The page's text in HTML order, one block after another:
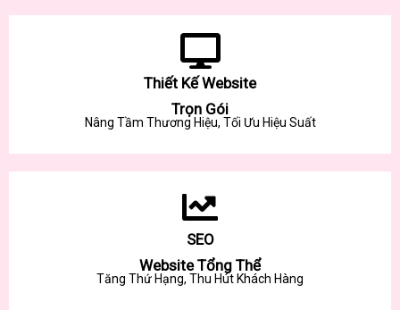
Thiết Kế Website
Trọn Gói
Nâng Tầm Thương Hiệu, Tối Ưu Hiệu Suất
SEO
Website Tổng Thể
Tăng Thứ Hạng, Thu Hút Khách Hàng